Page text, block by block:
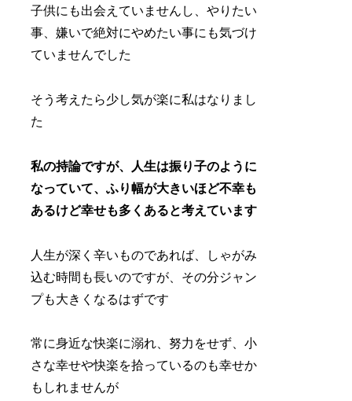
子供にも出会えていませんし、やりたい
事、嫌いで絶対にやめたい事にも気づけ
ていませんでした
そう考えたら少し気が楽に私はなりまし
た
私の持論ですが、人生は振り子のように
なっていて、ふり幅が大きいほど不幸も
あるけど幸せも多くあると考えています
人生が深く辛いものであれば、しゃがみ
込む時間も長いのですが、その分ジャン
プも大きくなるはずです
常に身近な快楽に溺れ、努力をせず、小
さな幸せや快楽を拾っているのも幸せか
もしれませんが